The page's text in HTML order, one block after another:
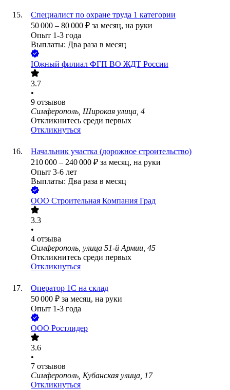
Специалист по охране труда 1 категории
50 000 – 80 000 ₽ за месяц, на руки
Опыт 1-3 года
Выплаты: Два раза в месяц
Южный филиал ФГП ВО ЖДТ России
3.7
•
9 отзывов
Симферополь, Широкая улица, 4
Откликнитесь среди первых
Откликнуться
Начальник участка (дорожное строительство)
210 000 – 240 000 ₽ за месяц, на руки
Опыт 3-6 лет
Выплаты: Два раза в месяц
ООО Строительная Компания Град
3.3
•
4 отзыва
Симферополь, улица 51-й Армии, 45
Откликнитесь среди первых
Откликнуться
Оператор 1С на склад
50 000 ₽ за месяц, на руки
Опыт 1-3 года
ООО Ростлидер
3.6
•
7 отзывов
Симферополь, Кубанская улица, 17
Откликнуться